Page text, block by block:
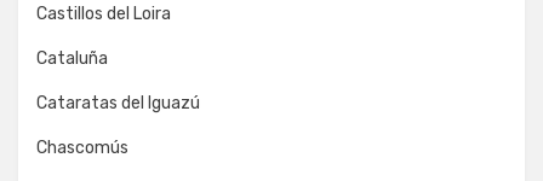
Castillos del Loira
Cataluña
Cataratas del Iguazú
Chascomús